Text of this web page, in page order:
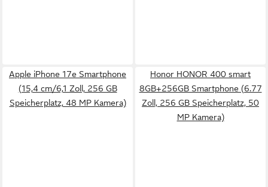
Apple iPhone 17e Smartphone
(15,4 cm/6,1 Zoll, 256 GB
Speicherplatz, 48 MP Kamera)
Honor HONOR 400 smart
8GB+256GB Smartphone (6.77
Zoll, 256 GB Speicherplatz, 50
MP Kamera)